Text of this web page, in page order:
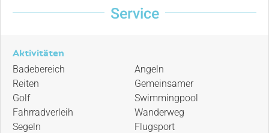
Service
Aktivitäten
Badebereich
Reiten
Golf
Fahrradverleih
Segeln
Angeln
Gemeinsamer
Swimmingpool
Wanderweg
Flugsport